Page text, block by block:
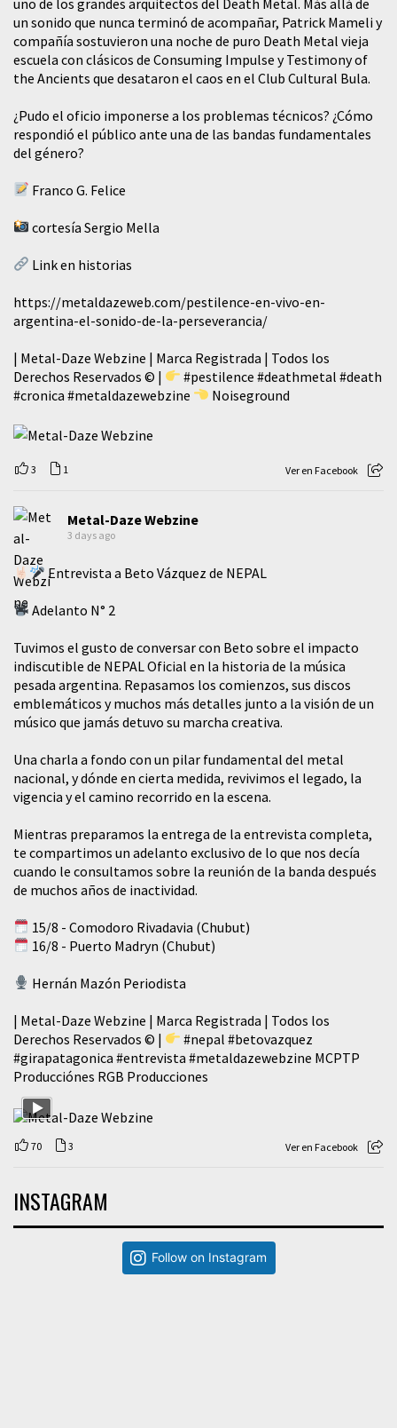
un sonido que nunca terminó de acompañar, Patrick Mameli y
compañía sostuvieron una noche de puro Death Metal vieja
escuela con clásicos de Consuming Impulse y Testimony of
the Ancients que desataron el caos en el Club Cultural Bula.
¿Pudo el oficio imponerse a los problemas técnicos? ¿Cómo
respondió el público ante una de las bandas fundamentales
del género?
Franco G. Felice
cortesía Sergio Mella
Link en historias
https://metaldazeweb.com/pestilence-en-vivo-en-
argentina-el-sonido-de-la-perseverancia/
| Metal-Daze Webzine | Marca Registrada | Todos los
Derechos Reservados © |
#pestilence #deathmetal #death
#cronica #metaldazewebzine Noiseground
3 1 Ver en Facebook
Metal-Daze Webzine
3 days ago
Entrevista a Beto Vázquez de NEPAL
Adelanto N° 2
Tuvimos el gusto de conversar con Beto sobre el impacto
indiscutible de NEPAL Oficial en la historia de la música
pesada argentina. Repasamos los comienzos, sus discos
emblemáticos y muchos más detalles junto a la visión de un
músico que jamás detuvo su marcha creativa.
​Una charla a fondo con un pilar fundamental del metal
nacional, y dónde en cierta medida, revivimos el legado, la
vigencia y el camino recorrido en la escena.
Mientras preparamos la entrega de la entrevista completa,
te compartimos un adelanto exclusivo de lo que nos decía
cuando le consultamos sobre la reunión de la banda después
de muchos años de inactividad.
15/8 - Comodoro Rivadavia (Chubut)
16/8 - Puerto Madryn (Chubut)
Hernán Mazón Periodista
| Metal-Daze Webzine | Marca Registrada | Todos los
Derechos Reservados © |
#nepal #betovazquez
#girapatagonica #entrevista #metaldazewebzine MCPTP
Producciónes RGB Producciones
70 3 Ver en Facebook
INSTAGRAM
Follow on Instagram